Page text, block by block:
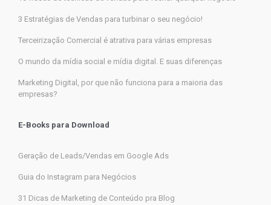
3 Estratégias de Vendas para turbinar o seu negócio!
Terceirização Comercial é atrativa para várias empresas
O mundo da mídia social e mídia digital. E suas diferenças
Marketing Digital, por que não funciona para a maioria das
empresas?
E-Books para Download
Geração de Leads/Vendas em Google Ads
Guia do Instagram para Negócios
31 Dicas de Marketing de Conteúdo pra Blog